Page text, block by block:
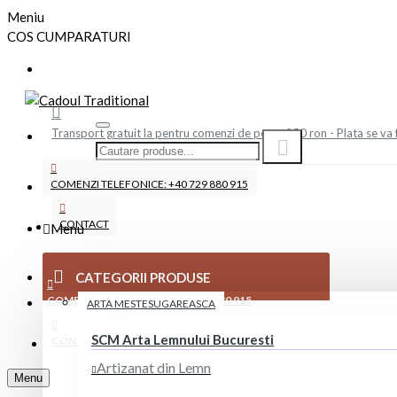
Meniu
COS CUMPARATURI
Transport gratuit la pentru comenzi de peste 250 ron - Plata se
COMENZI TELEFONICE: +40 729 880 915
CONTACT
Menu
CATEGORII PRODUSE
ARTA MESTESUGAREASCA
SCM Arta Lemnului Bucuresti
Artizanat din Lemn
COMENZI TELEFONICE: +40 729 880 915
CONTACT
Menu